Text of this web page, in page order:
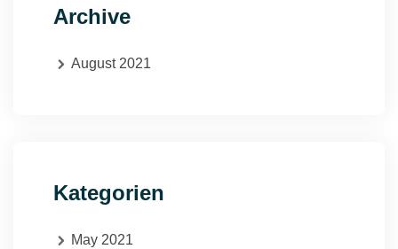
Archive
August 2021
Kategorien
May 2021